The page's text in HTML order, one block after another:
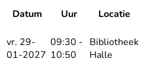
Datum Uur Locatie
vr. 29-
01-2027
09:30 -
10:50
Bibliotheek
Halle